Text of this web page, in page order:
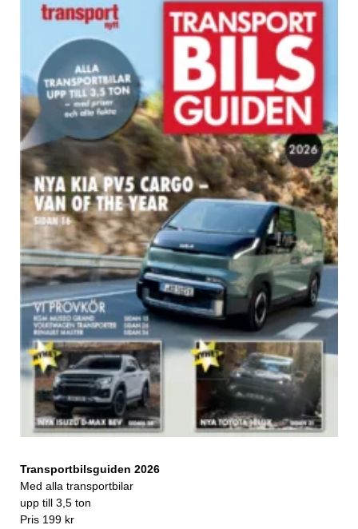
Transportbilsguiden 2026
Med alla transportbilar
upp till 3,5 ton
Pris 199 kr